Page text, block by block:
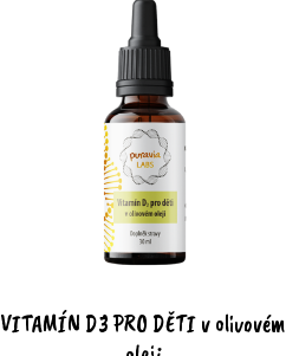
VITAMÍN D3 PRO DĚTI v olivovém